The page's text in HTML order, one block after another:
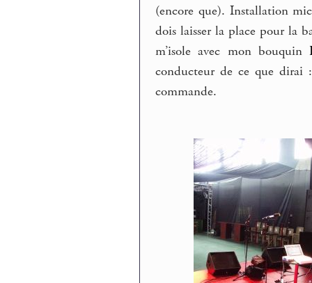
(encore que). Installation
dois laisser la place pour la
m’isole avec mon bouquin
conducteur de ce que dirai
commande.